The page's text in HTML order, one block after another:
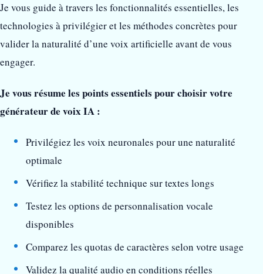
Je vous guide à travers les fonctionnalités essentielles, les
technologies à privilégier et les méthodes concrètes pour
valider la naturalité d’une voix artificielle avant de vous
engager.
Je vous résume les points essentiels pour choisir votre
générateur de voix IA :
Privilégiez les voix neuronales pour une naturalité
optimale
Vérifiez la stabilité technique sur textes longs
Testez les options de personnalisation vocale
disponibles
Comparez les quotas de caractères selon votre usage
Validez la qualité audio en conditions réelles